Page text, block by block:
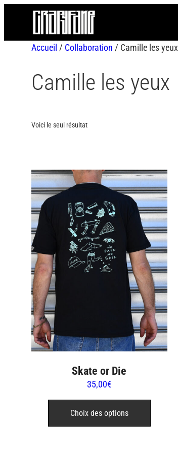
contenu
Accueil / Collaboration / Camille les yeux
Camille les yeux
Voici le seul résultat
Skate or Die
35,00€
Choix des options
Ce
a